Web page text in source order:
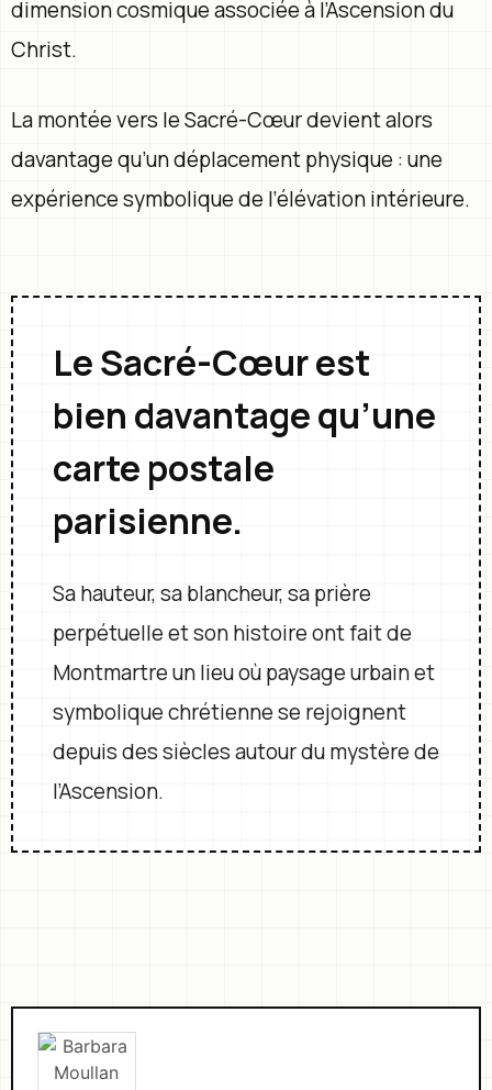
dimension cosmique associée à l’Ascension du
Christ.
La montée vers le Sacré-Cœur devient alors
davantage qu’un déplacement physique : une
expérience symbolique de l’élévation intérieure.
Le Sacré-Cœur est
bien davantage qu’une
carte postale
parisienne.
Sa hauteur, sa blancheur, sa prière
perpétuelle et son histoire ont fait de
Montmartre un lieu où paysage urbain et
symbolique chrétienne se rejoignent
depuis des siècles autour du mystère de
l’Ascension.